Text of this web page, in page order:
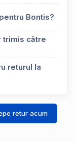
Bontis?
trimis către
returul la
retur acum